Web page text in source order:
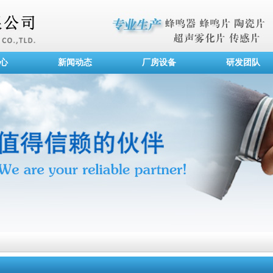
新闻动态 厂房设备 研发团队